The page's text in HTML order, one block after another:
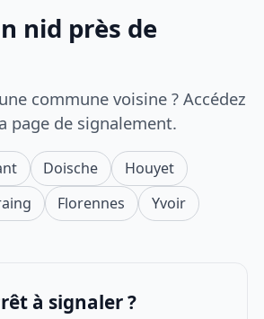
nid près de
commune voisine ? Accédez
page de signalement.
Doische
Houyet
Florennes Yvoir
à signaler ?